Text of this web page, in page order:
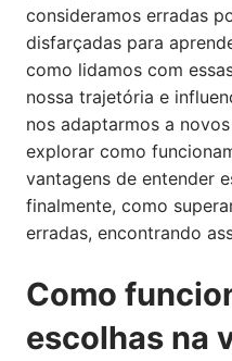
consideramos erradas
disfarçadas para
como lidamos com
nossa trajetória e
nos adaptarmos a
explorar como
vantagens de entender
finalmente, como
erradas, encontrando
Como
escolhas na